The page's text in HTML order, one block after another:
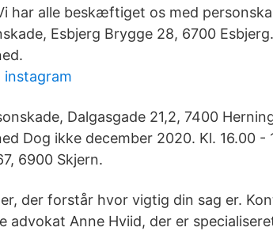
har alle beskæftiget os med
Esbjerg Brygge 28, 6700
Dalgasgade 21,2, 7400
Dog ikke december 2020. Kl. 16.00 -
6900 Skjern.
der forstår hvor vigtig din sag er.
advokat Anne Hviid, der er